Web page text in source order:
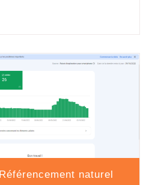
Référencement naturel